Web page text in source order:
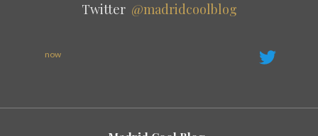
Twitter @madridcoolblog
now